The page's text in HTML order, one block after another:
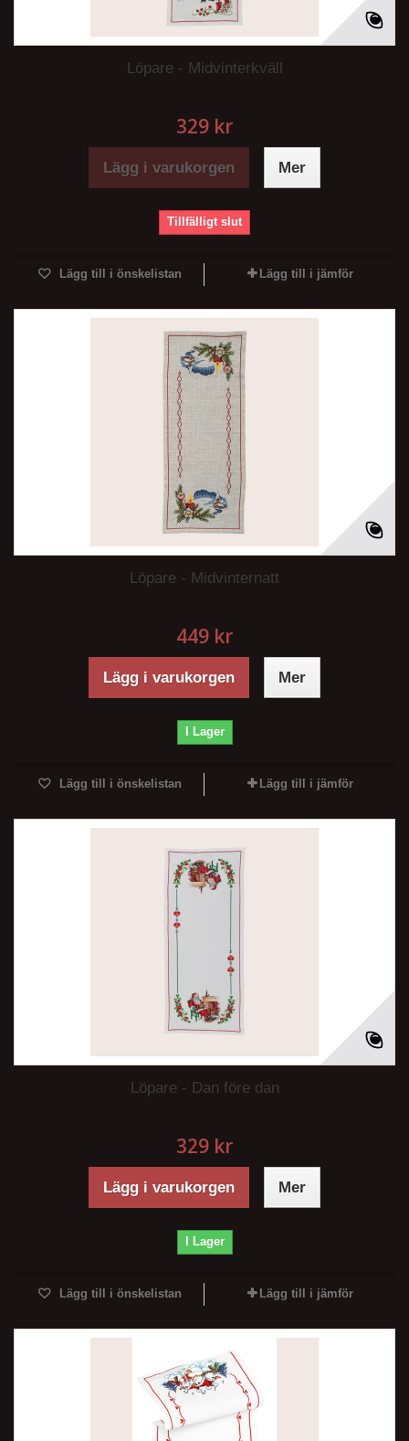
Löpare - Midvinterkväll
329 kr
Lägg i varukorgen Mer
Tillfälligt slut
Lägg till i önskelistan Lägg till i jämför
Löpare - Midvinternatt
449 kr
Lägg i varukorgen Mer
I Lager
Lägg till i önskelistan Lägg till i jämför
Löpare - Dan före dan
329 kr
Lägg i varukorgen Mer
I Lager
Lägg till i önskelistan Lägg till i jämför